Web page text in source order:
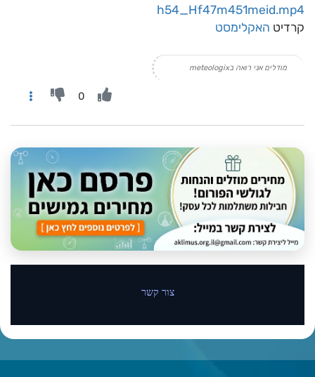
h54_Hf47m451meid.mp4
קרדיט האקלימסט
מודלים אני רואה בmeteologix
0
צור קשר